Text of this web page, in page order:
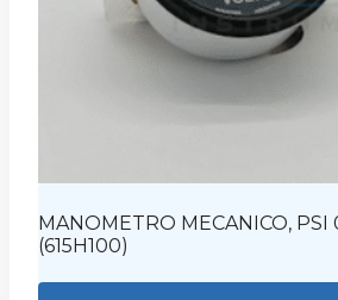
MANOMETRO MECANICO, PSI
(615H100)